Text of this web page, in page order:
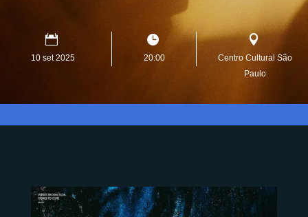
10 set 2025 20:00
Centro Cultural São
Paulo